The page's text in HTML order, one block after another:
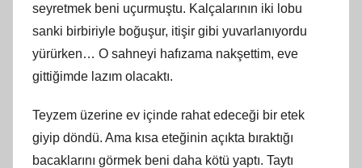
seyretmek beni uçurmuştu. Kalçalarının iki lobu
sanki birbiriyle boğuşur, itişir gibi yuvarlanıyordu
yürürken… O sahneyi hafızama nakşettim, eve
gittiğimde lazım olacaktı.
Teyzem üzerine ev içinde rahat edeceği bir etek
giyip döndü. Ama kısa eteğinin açıkta bıraktığı
bacaklarını görmek beni daha kötü yaptı. Taytı